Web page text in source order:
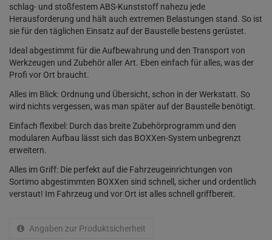
schlag- und stoßfestem ABS-Kunststoff nahezu jede
Herausforderung und hält auch extremen Belastungen stand. So ist
sie für den täglichen Einsatz auf der Baustelle bestens gerüstet.
Ideal abgestimmt für die Aufbewahrung und den Transport von
Werkzeugen und Zubehör aller Art. Eben einfach für alles, was der
Profi vor Ort braucht.
Alles im Blick: Ordnung und Übersicht, schon in der Werkstatt. So
wird nichts vergessen, was man später auf der Baustelle benötigt.
Einfach flexibel: Durch das breite Zubehörprogramm und den
modularen Aufbau lässt sich das BOXXen-System unbegrenzt
erweitern.
Alles im Griff: Die perfekt auf die Fahrzeugeinrichtungen von
Sortimo abgestimmten BOXXen sind schnell, sicher und ordentlich
verstaut! Im Fahrzeug und vor Ort ist alles schnell griffbereit.
Angaben zur Produktsicherheit